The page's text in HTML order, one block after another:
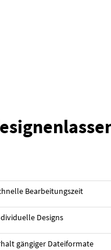
Bearbeitungszeit
Designs
gängiger Dateiformate